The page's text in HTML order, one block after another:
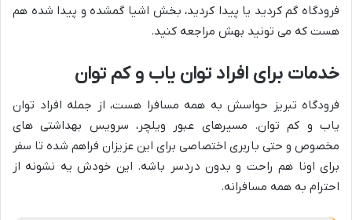
فرودگاه گم کردید یا پیدا کردید، بخش اشیا گمشده و پیدا شده هم
هست که می تونید بهش مراجعه کنید.
خدمات برای افراد توان یاب و کم توان
فرودگاه تبریز حواسش به همه مسافرا هست، از جمله افراد توان
یاب و کم توان. مسیرهای عبور ویلچر، سرویس بهداشتی های
مخصوص و حتی باربری اختصاصی برای این عزیزان فراهم شده تا سفر
برای اونا هم راحت و بدون دردسر باشه. این خودش یه نشونه از
احترام به همه مسافرانه.